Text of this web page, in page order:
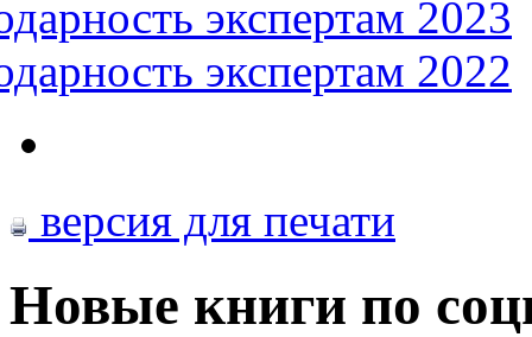
экспертам 2023
экспертам 2022
версия для печати
Новые книги по